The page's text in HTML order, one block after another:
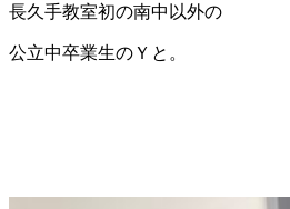
長久手教室初の南中以外の
公立中卒業生のＹと。